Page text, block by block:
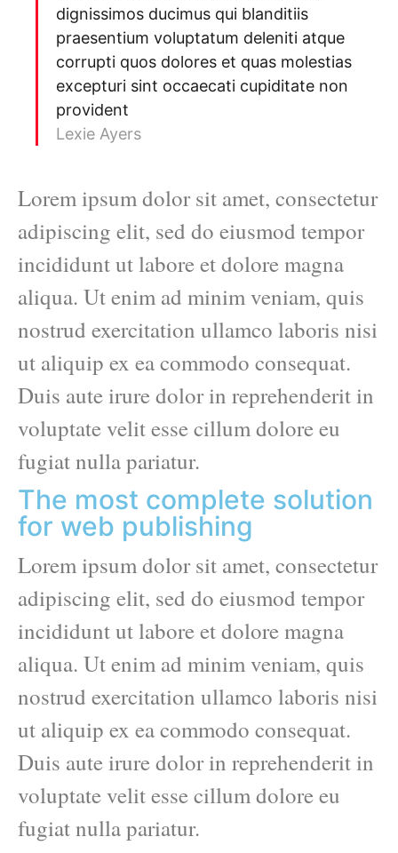
dignissimos ducimus qui blanditiis
praesentium voluptatum deleniti atque
corrupti quos dolores et quas molestias
excepturi sint occaecati cupiditate non
provident
Lexie Ayers
Lorem ipsum dolor sit amet, consectetur
adipiscing elit, sed do eiusmod tempor
incididunt ut labore et dolore magna
aliqua. Ut enim ad minim veniam, quis
nostrud exercitation ullamco laboris nisi
ut aliquip ex ea commodo consequat.
Duis aute irure dolor in reprehenderit in
voluptate velit esse cillum dolore eu
fugiat nulla pariatur.
The most complete solution
for web publishing
Lorem ipsum dolor sit amet, consectetur
adipiscing elit, sed do eiusmod tempor
incididunt ut labore et dolore magna
aliqua. Ut enim ad minim veniam, quis
nostrud exercitation ullamco laboris nisi
ut aliquip ex ea commodo consequat.
Duis aute irure dolor in reprehenderit in
voluptate velit esse cillum dolore eu
fugiat nulla pariatur.